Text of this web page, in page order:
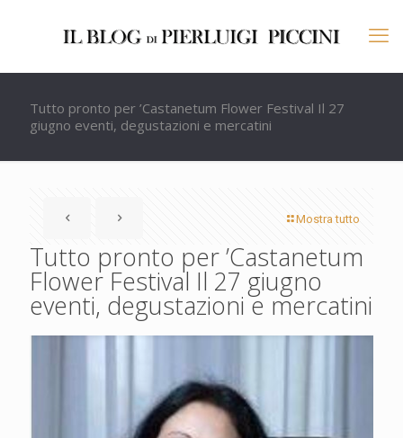
Tutto pronto per ’Castanetum Flower Festival Il 27
giugno eventi, degustazioni e mercatini
Mostra tutto
Tutto pronto per ’Castanetum
Flower Festival Il 27 giugno
eventi, degustazioni e mercatini